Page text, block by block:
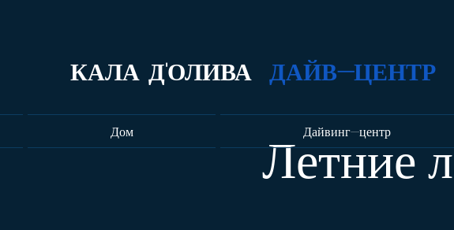
Летние
Дом Дайвинг-центр
КАЛА Д'ОЛИВА ДАЙВ-ЦЕНТР